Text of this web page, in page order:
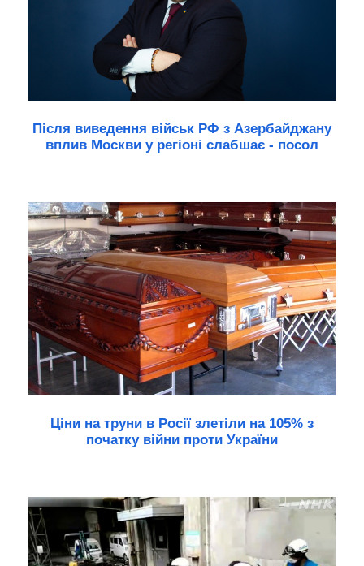
Після виведення військ РФ з Азербайджану
вплив Москви у регіоні слабшає - посол
Ціни на труни в Росії злетіли на 105% з
початку війни проти України